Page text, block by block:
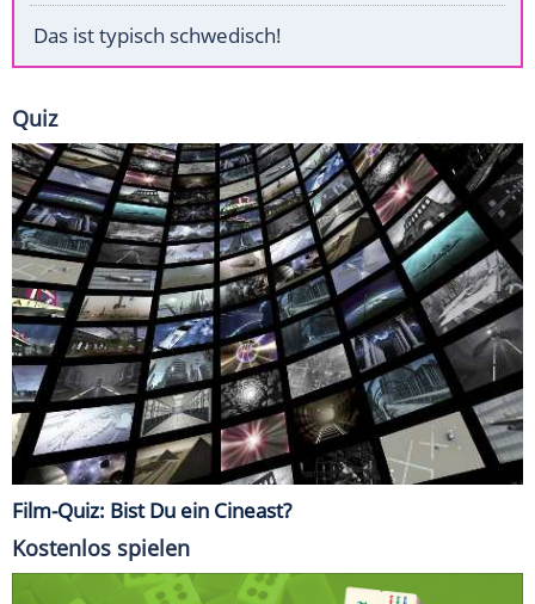
Das ist typisch schwedisch!
Quiz
Film-Quiz: Bist Du ein Cineast?
Kostenlos spielen